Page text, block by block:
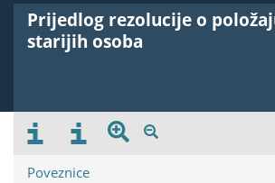
Prijedlog rezolucije o
starijih osoba
Poveznice